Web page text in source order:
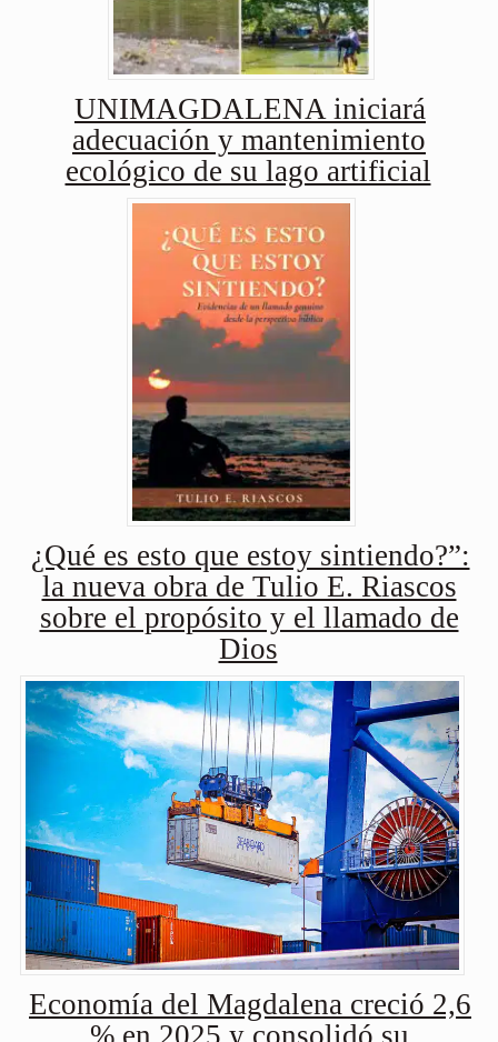
UNIMAGDALENA iniciará
adecuación y mantenimiento
ecológico de su lago artificial
¿Qué es esto que estoy sintiendo?”:
la nueva obra de Tulio E. Riascos
sobre el propósito y el llamado de
Dios
Economía del Magdalena creció 2,6
% en 2025 y consolidó su